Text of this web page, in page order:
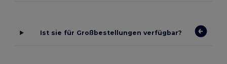
Ist sie für Großbestellungen verfügbar?